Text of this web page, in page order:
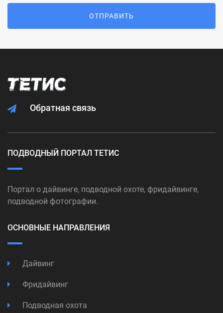
ОТПРАВИТЬ
Обратная связь
ПОДВОДНЫЙ ПОРТАЛ ТЕТИС
Портал о дайвинге, подводной охоте, фридайвинге,
подводной фотографии.
ОСНОВНЫЕ НАПРАВЛЕНИЯ
Дайвинг
Фридайвинг
Подводная охота